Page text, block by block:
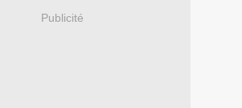
Publicité